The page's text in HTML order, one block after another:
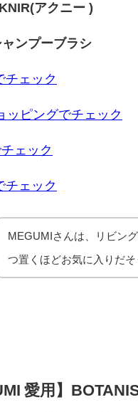
アクニー )
ンプーブラシ
ェック
ッピングでチェック
ェック
ェック
MEGUMIさんは、リビン
つ置くほどお気に入りだそ
愛用】